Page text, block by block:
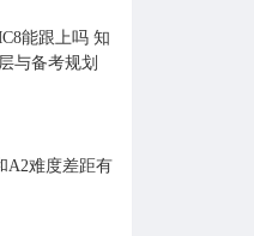
能跟上吗 知
与备考规划
A2难度差距有